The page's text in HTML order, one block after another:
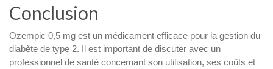
Conclusion
Ozempic 0,5 mg est un médicament efficace pour la gestion du
diabète de type 2. Il est important de discuter avec un
professionnel de santé concernant son utilisation, ses coûts et